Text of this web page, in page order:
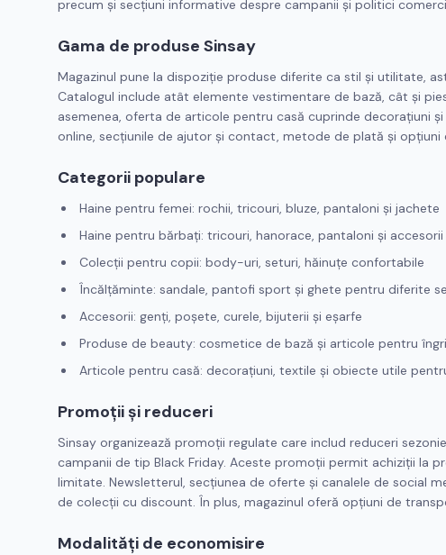
precum și secțiuni informative despre campanii și politici
Gama de produse Sinsay
Magazinul pune la dispoziție produse diferite ca stil și utilitate,
Catalogul include atât elemente vestimentare de bază, cât și
asemenea, oferta de articole pentru casă cuprinde decorațiuni
online, secțiunile de ajutor și contact, metode de plată și
Categorii populare
Haine pentru femei: rochii, tricouri, bluze, pantaloni și jachete
Haine pentru bărbați: tricouri, hanorace, pantaloni și accesorii
Colecții pentru copii: body-uri, seturi, hăinuțe confortabile
Încălțăminte: sandale, pantofi sport și ghete pentru diferite
Accesorii: genți, poșete, curele, bijuterii și eșarfe
Produse de beauty: cosmetice de bază și articole pentru
Articole pentru casă: decorațiuni, textile și obiecte utile
Promoții și reduceri
Sinsay organizează promoții regulate care includ reduceri
campanii de tip Black Friday. Aceste promoții permit achiziții la
limitate. Newsletterul, secțiunea de oferte și canalele de social
de colecții cu discount. În plus, magazinul oferă opțiuni de
Modalități de economisire